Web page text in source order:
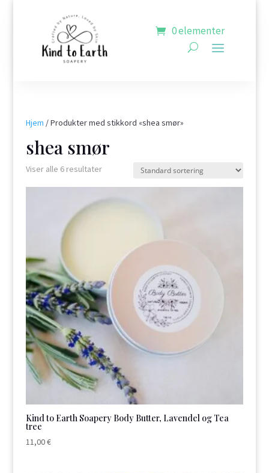
0 elementer
Hjem / Produkter med stikkord «shea smør»
shea smør
Viser alle 6 resultater
Kind to Earth Soapery Body Butter, Lavendel og Tea
tree
11,00€